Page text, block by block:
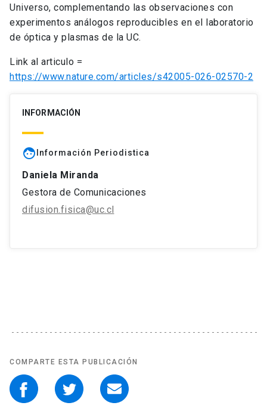
Universo, complementando las observaciones con
experimentos análogos reproducibles en el laboratorio
de óptica y plasmas de la UC.
Link al articulo =
https://www.nature.com/articles/s42005-026-02570-2
INFORMACIÓN
face Información Periodistica
Daniela Miranda
Gestora de Comunicaciones
difusion.fisica@uc.cl
COMPARTE ESTA PUBLICACIÓN